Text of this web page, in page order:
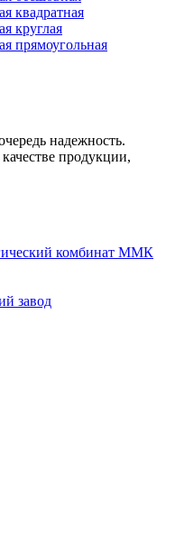
квадратная
круглая
прямоугольная
надежность.
продукции,